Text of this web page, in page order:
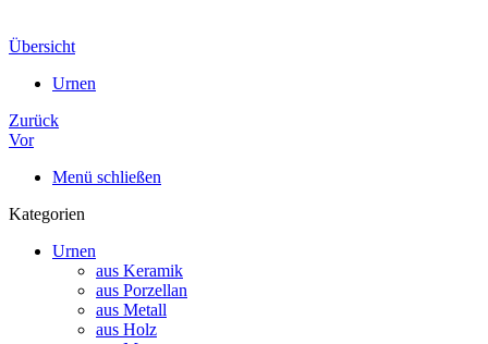
Übersicht
Urnen
Zurück
Vor
Menü schließen
Kategorien
Urnen
aus Keramik
aus Porzellan
aus Metall
aus Holz